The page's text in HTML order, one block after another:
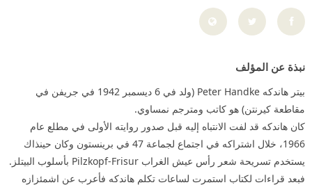
نبذة عن المؤلف
بيتر هاندكه Peter Handke (ولد في 6 ديسمبر 1942 في جريفن في
مقاطعة كيرنتن) هو كاتب ومترجم نمساوي.
كان هاندكه قد لفت الانتباه إليه قبل صدور روايته الأولى في مطلع عام
1966، خلال اشتراكه في اجتماع لجماعة 47 في برينستون وكان حينذاك
يستخدم تسريحة شعر رأس عيش الغراب Pilzkopf-Frisur بأسلوب البيتلز.
فبعد قراءات لكتاب استمرت لساعات تكلم هاندكه فأعرب عن اشمئزازه